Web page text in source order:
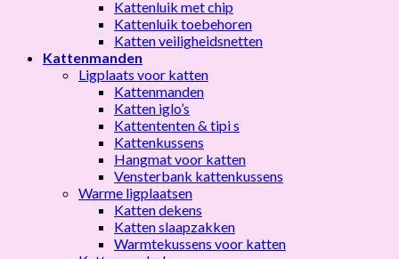
Kattenluik met chip
Kattenluik toebehoren
Katten veiligheidsnetten
Kattenmanden
Ligplaats voor katten
Kattenmanden
Katten iglo’s
Kattententen & tipi s
Kattenkussens
Hangmat voor katten
Vensterbank kattenkussens
Warme ligplaatsen
Katten dekens
Katten slaapzakken
Warmtekussens voor katten